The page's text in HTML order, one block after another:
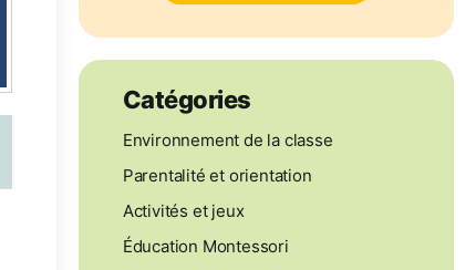
Catégories
Environnement de la classe
Parentalité et orientation
Activités et jeux
Éducation Montessori